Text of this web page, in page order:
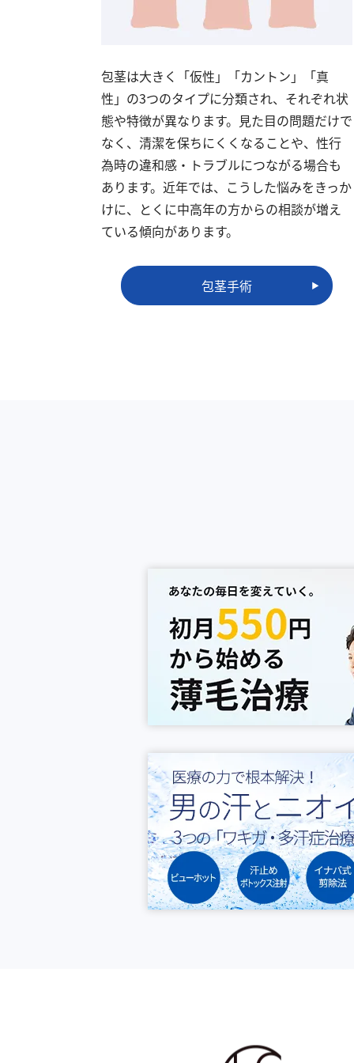
包茎は大きく「仮性」「カントン」「真
性」の3つのタイプに分類され、それぞれ状
態や特徴が異なります。見た目の問題だけで
なく、清潔を保ちにくくなることや、性行
為時の違和感・トラブルにつながる場合も
あります。近年では、こうした悩みをきっか
けに、とくに中高年の方からの相談が増え
ている傾向があります。
包茎手術